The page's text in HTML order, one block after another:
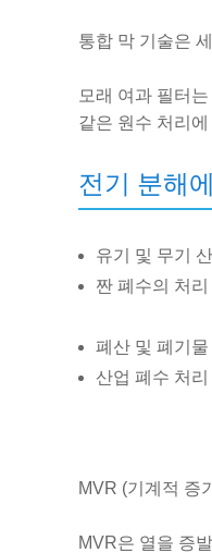
통합 막 기술은
모래 여과 필터
같은 원수 처리
전기 분해
유기 및 무기
짠 폐수의 처
폐산 및 폐기
산업 폐수 처
MVR (기계적 증
MVR은 열을 증